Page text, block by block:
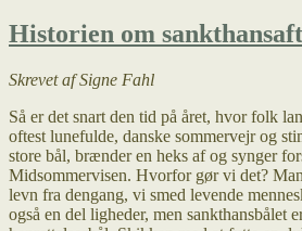
Historien om
Skrevet af Signe Fahl
Så er det snart den tid på året, hvor folk
oftest lunefulde, danske sommervejr og
store bål, brænder en heks af og synger
Midsommervisen. Hvorfor gør vi det?
levn fra dengang, vi smed levende
også en del ligheder, men sankthansbålet